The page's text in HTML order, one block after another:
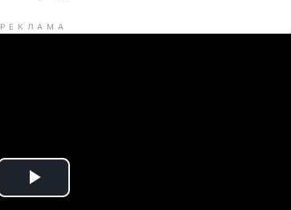
РЕКЛАМА
P